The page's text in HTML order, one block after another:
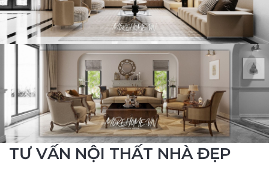
TƯ VẤN NỘI THẤT NHÀ ĐẸP